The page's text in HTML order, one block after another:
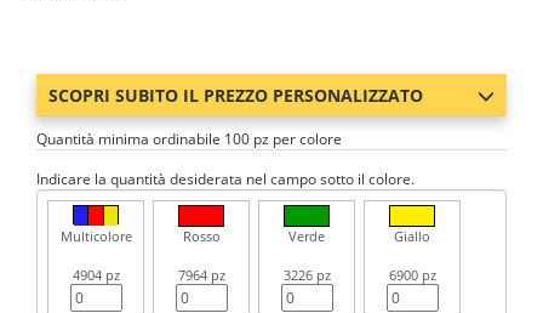
SCOPRI SUBITO IL PREZZO PERSONALIZZATO
Quantità minima ordinabile 100 pz per colore
Indicare la quantità desiderata nel campo sotto il colore.
Multicolore
4904 pz
Rosso
7964 pz
Verde
3226 pz
Giallo
6900 pz